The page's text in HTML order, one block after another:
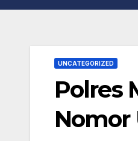
UNCATEGORIZED
Polres
Nomor